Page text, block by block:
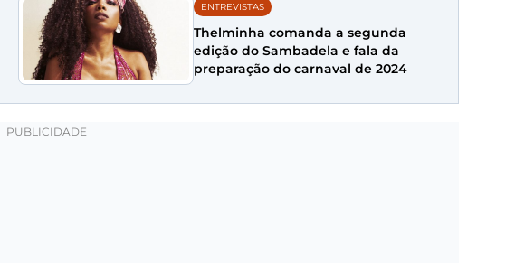
ENTREVISTAS
Thelminha comanda a segunda
edição do Sambadela e fala da
preparação do carnaval de 2024